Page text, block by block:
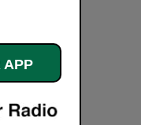
APP